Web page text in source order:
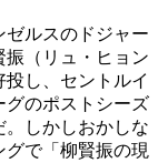
ゼルスのドジャー
振（リュ・ヒョン
し、セントルイ
グのポストシーズ
。しかしおかしな
で「柳賢振の現